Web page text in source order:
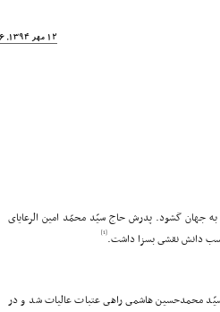
12 مهر 1394, 16:26
میر محمّد بن هاشم در پنجم رجب 1265 در خوى دیده به جهان گشود. پدرش حاج سیّد محمّد امین الرعایاى
کسب دانش نقشى بسزا داشت.[1]
در زادگاهش، در سال 1286ق با پسر عمویش سیّد محمدحسین هاشمى راهى عتبات عالیات شد و در